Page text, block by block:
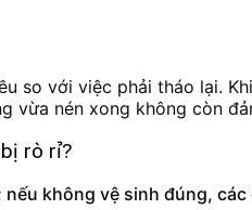
so với việc phải tháo lại.
vừa nén xong không còn
rò rỉ?
không vệ sinh đúng,